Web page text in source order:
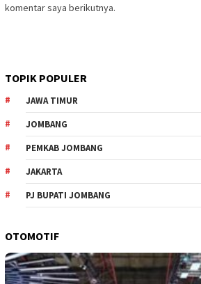
komentar saya berikutnya.
TOPIK POPULER
JAWA TIMUR
JOMBANG
PEMKAB JOMBANG
JAKARTA
PJ BUPATI JOMBANG
OTOMOTIF